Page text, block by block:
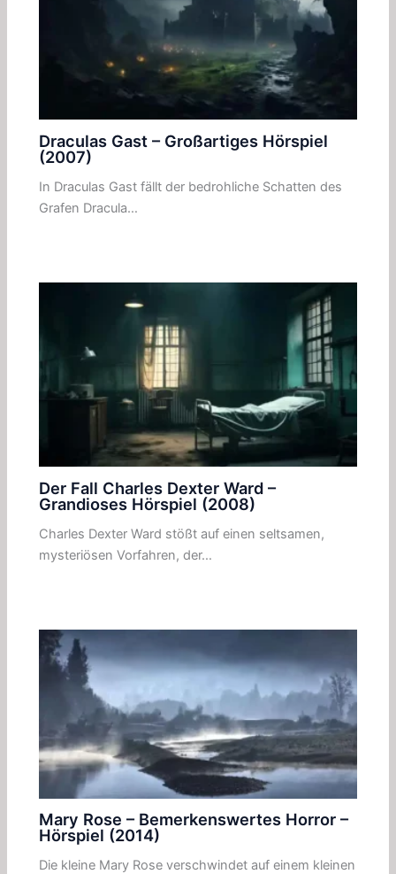
Draculas Gast – Großartiges Hörspiel
(2007)
In Draculas Gast fällt der bedrohliche Schatten des
Grafen Dracula…
Der Fall Charles Dexter Ward –
Grandioses Hörspiel (2008)
Charles Dexter Ward stößt auf einen seltsamen,
mysteriösen Vorfahren, der…
Mary Rose – Bemerkenswertes Horror –
Hörspiel (2014)
Die kleine Mary Rose verschwindet auf einem kleinen